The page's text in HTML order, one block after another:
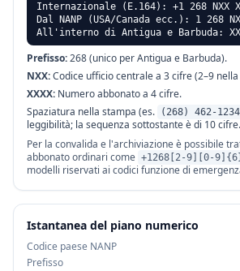
Internazionale (E.164): +1 268 NXX
Dal NANP (USA/Canada ecc.): 1 268
All'interno di Antigua e Barbuda:
Prefisso:268 (unico per Antigua e Barbuda).
NXX:Codice ufficio centrale a 3 cifre (2–9
XXXX: Numero abbonato a 4 cifre.
Spaziatura nella stampa (es.
(268) 462-1234
leggibilità; la sequenza sottostante è di 10 cifre.
Per la convalida e l'archiviazione è possibile
abbonato ordinari come +1268[2-9][0-
modelli riservati ai codici funzione di
Istantanea del piano numerico
Codice paese NANP
Prefisso